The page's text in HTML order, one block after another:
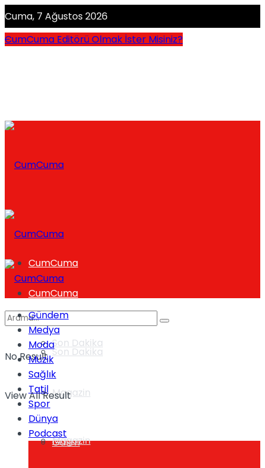
Cuma, 7 Ağustos 2026
CumCuma Editörü Olmak İster Misiniz?
CumCuma
Son Dakika
Magazin
CumCuma
Son Dakika
Magazin
Galeri
No Result
View All Result
Gündem
Medya
Moda
Müzik
Sağlık
Tatil
Spor
Dünya
Podcast